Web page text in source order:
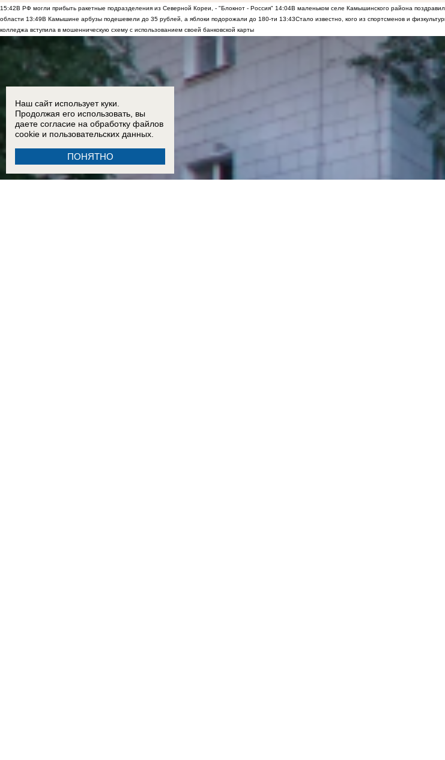
15:42В РФ могли прибыть ракетные подразделения из Северной Кореи, - "Блокнот - Россия" 14:04В маленьком селе Камышинского района
области 13:49В Камышине арбузы подешевели до 35 рублей, а яблоки подорожали до 180-ти 13:43Стало известно, кого из спортсменов и
колледжа вступила в мошенническую схему с использованием своей банковской карты
Наш сайт использует куки.
Продолжая его использовать, вы
даете согласие на обработку файлов
cookie и пользовательских данных.
ПОНЯТНО